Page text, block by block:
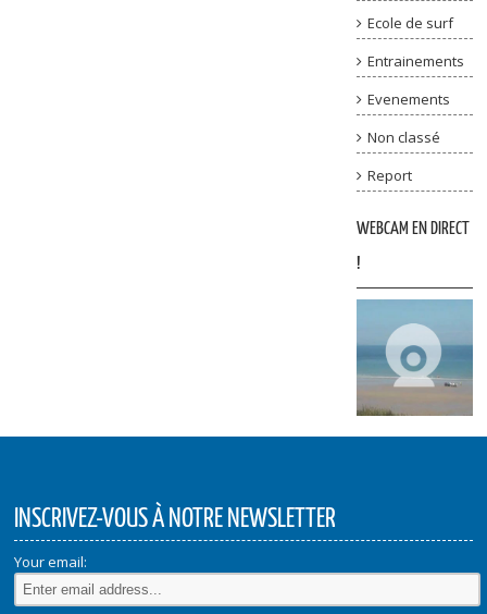
Ecole de surf
Entrainements
Evenements
Non classé
Report
WEBCAM EN DIRECT
!
INSCRIVEZ-VOUS À NOTRE NEWSLETTER
Your email: